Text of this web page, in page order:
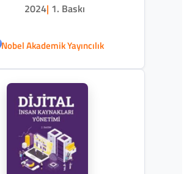
2024| 1. Baskı
Nobel Akademik Yayıncılık